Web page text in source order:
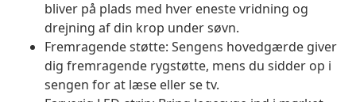
bliver på plads med hver eneste vridning og
drejning af din krop under søvn.
Fremragende støtte: Sengens hovedgærde giver
dig fremragende rygstøtte, mens du sidder op i
sengen for at læse eller se tv.